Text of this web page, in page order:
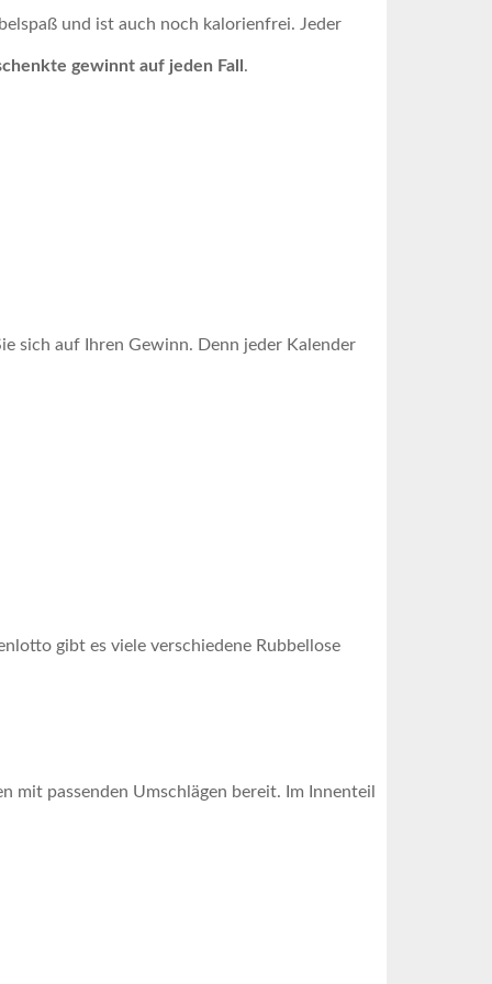
und ist auch noch kalorienfrei. Jeder
gewinnt auf jeden Fall .
sich auf Ihren Gewinn. Denn jeder Kalender
gibt es viele verschiedene Rubbellose
mit passenden Umschlägen bereit. Im Innenteil